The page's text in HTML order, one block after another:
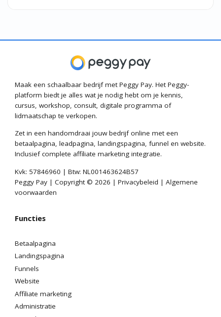
Maak een schaalbaar bedrijf met Peggy Pay. Het Peggy-
platform biedt je alles wat je nodig hebt om je kennis,
cursus, workshop, consult, digitale programma of
lidmaatschap te verkopen.
Zet in een handomdraai jouw bedrijf online met een
betaalpagina, leadpagina, landingspagina, funnel en website.
Inclusief complete affiliate marketing integratie.
Kvk: 57846960 | Btw: NL001463624B57
Peggy Pay | Copyright © 2026 | Privacybeleid | Algemene
voorwaarden
Functies
Betaalpagina
Landingspagina
Funnels
Website
Affiliate marketing
Administratie